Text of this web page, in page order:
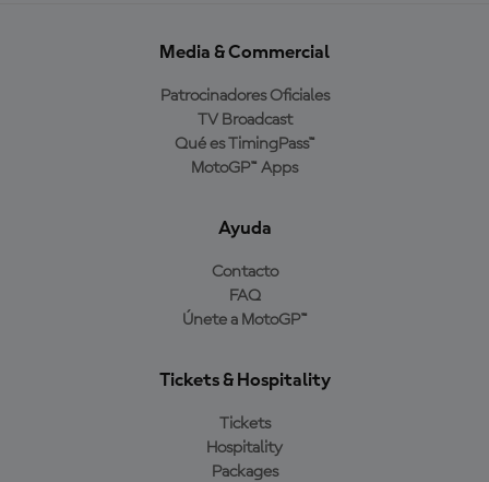
Media & Commercial
Patrocinadores Oficiales
TV Broadcast
Qué es TimingPass™
MotoGP™ Apps
Ayuda
Contacto
FAQ
Únete a MotoGP™
Tickets & Hospitality
Tickets
Hospitality
Packages